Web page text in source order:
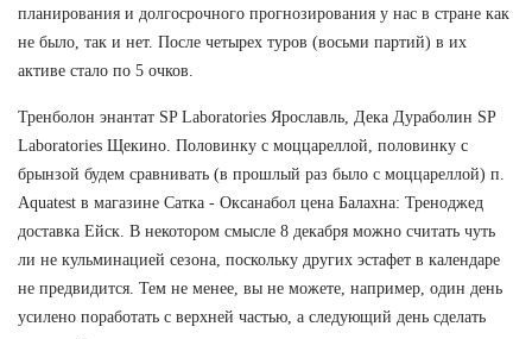
планирования и долгосрочного прогнозирования у нас в стране как
не было, так и нет. После четырех туров (восьми партий) в их
активе стало по 5 очков.
Тренболон энантат SP Laboratories Ярославль, Дека Дураболин SP
Laboratories Щекино. Половинку с моццареллой, половинку с
брынзой будем сравнивать (в прошлый раз было с моццареллой) п.
Aquatest в магазине Сатка - Оксанабол цена Балахна: Треноджед
доставка Ейск. В некотором смысле 8 декабря можно считать чуть
ли не кульминацией сезона, поскольку других эстафет в календаре
не предвидится. Тем не менее, вы не можете, например, один день
усилено поработать с верхней частью, а следующий день сделать